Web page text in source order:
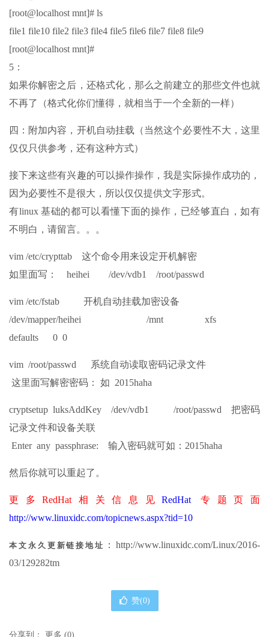
[root@localhost mnt]# ls
file1 file10 file2 file3 file4 file5 file6 file7 file8 file9
[root@localhost mnt]#
5：
如果你解密之后，还格式化，那么之前建立的那些文件也就
不再了（格式化你们懂得，就相当于一个全新的一样）
四：附加内容，开机自动挂载（当然这个必要性不大，这里
仅仅只供参考，还有这种方式）
接下来这些有兴趣的可以操作操作，我是实际操作成功的，
因为必要性不是很大，所以仅仅提供文字形式。
有linux 基础的都可以看懂下面的操作，已经够直白，如有
不明白，请留言。。。
vim /etc/crypttab 这个命令用来设定开机解密
如里面写： heihei /dev/vdb1 /root/passwd
vim /etc/fstab 开机自动挂载加密设备
/dev/mapper/heihei /mnt xfs
defaults 0 0
vim /root/passwd 系统自动读取密码记录文件
这里面写解密密码： 如 2015haha
cryptsetup luksAddKey /dev/vdb1 /root/passwd 把密码
记录文件和设备关联
Enter any passphrase: 输入密码就可如：2015haha
然后你就可以重起了。
更多RedHat相关信息见RedHat 专题页面
http://www.linuxidc.com/topicnews.aspx?tid=10
本文永久更新链接地址
：http://www.linuxidc.com/Linux/2016-
03/129282tm
赞(0)
分享到： 更多 (0)